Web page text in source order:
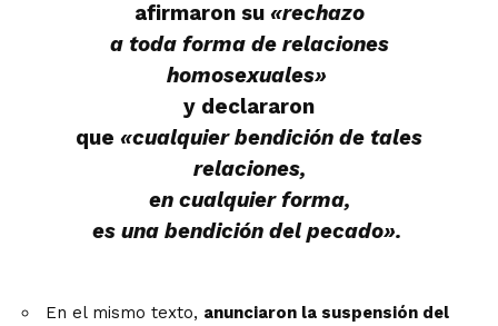
afirmaron su «rechazo
a toda forma de relaciones
homosexuales»
y declararon
que «cualquier bendición de tales
relaciones,
en cualquier forma,
es una bendición del pecado».
En el mismo texto, anunciaron la suspensión del